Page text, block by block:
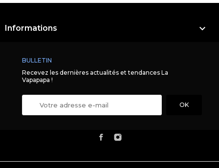
Informations 
BULLETIN
Recevez les dernières actualités et tendances La
Vapapapa !